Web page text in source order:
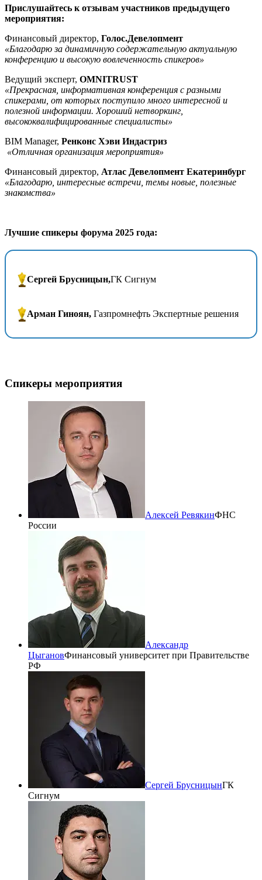
Прислушайтесь к отзывам участников предыдущего
мероприятия:
Финансовый директор, Голос.Девелопмент
«Благодарю за динамичную содержательную актуальную
конференцию и высокую вовлеченность спикеров»
Ведущий эксперт, OMNITRUST
«Прекрасная, информативная конференция с разными
спикерами, от которых поступило много интересной и
полезной информации. Хороший нетворкинг,
высококвалифицированные специалисты»
BIM Manager, Ренконс Хэви Индастриз
«Отличная организация мероприятия»
Финансовый директор, Атлас Девелопмент Екатеринбург
«Благодарю, интересные встречи, темы новые, полезные
знакомства»
Лучшие спикеры форума 2025 года:
Сергей Брусницын,ГК Сигнум
Арман Гиноян, Газпромнефть Экспертные решения
Спикеры мероприятия
Алексей РевякинФНС
России
Александр
ЦыгановФинансовый университет при Правительстве
РФ
Сергей БрусницынГК
Сигнум